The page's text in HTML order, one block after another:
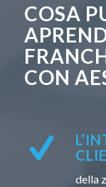
COSA
CON
della